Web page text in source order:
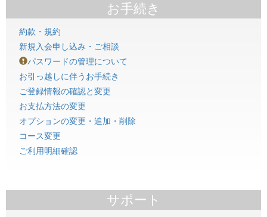
お手続き
約款・規約
新規入会申し込み・ご相談
パスワードの管理について
お引っ越しに伴うお手続き
ご登録情報の確認と変更
お支払方法の変更
オプションの変更・追加・削除
コース変更
ご利用明細確認
サポート